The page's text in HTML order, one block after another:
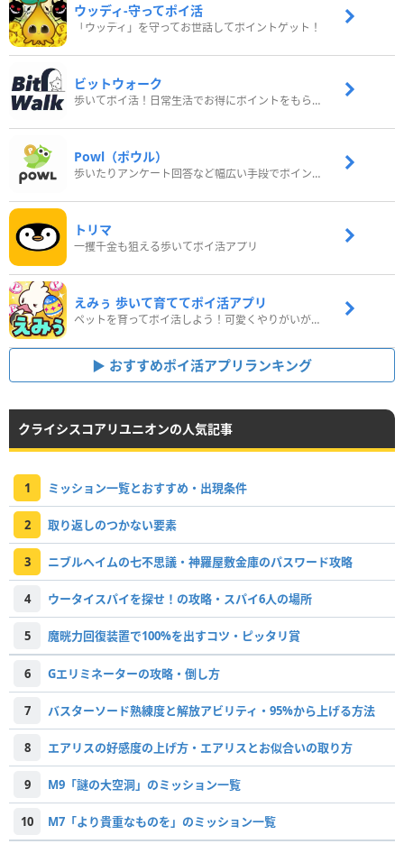
ウッディ‐守ってポイ活
「ウッディ」を守ってお世話してポイントゲット！
ビットウォーク
歩いてポイ活！日常生活でお得にポイントをもらおう
Powl（ポウル）
歩いたりアンケート回答など幅広い手段でポイントをゲット
トリマ
一攫千金も狙える歩いてポイ活アプリ
えみぅ 歩いて育ててポイ活アプリ
ペットを育ってポイ活しよう！可愛くやりがいがある新感覚アプリ
おすすめポイ活アプリランキング
クライシスコアリユニオンの人気記事
1 ミッション一覧とおすすめ・出現条件
2 取り返しのつかない要素
3 ニブルヘイムの七不思議・神羅屋敷金庫のパスワード攻略
4 ウータイスパイを探せ！の攻略・スパイ6人の場所
5 魔晄力回復装置で100%を出すコツ・ピッタリ賞
6 Gエリミネーターの攻略・倒し方
7 バスターソード熟練度と解放アビリティ・95%から上げる方法
8 エアリスの好感度の上げ方・エアリスとお似合いの取り方
9 M9「謎の大空洞」のミッション一覧
10 M7「より貴重なものを」のミッション一覧